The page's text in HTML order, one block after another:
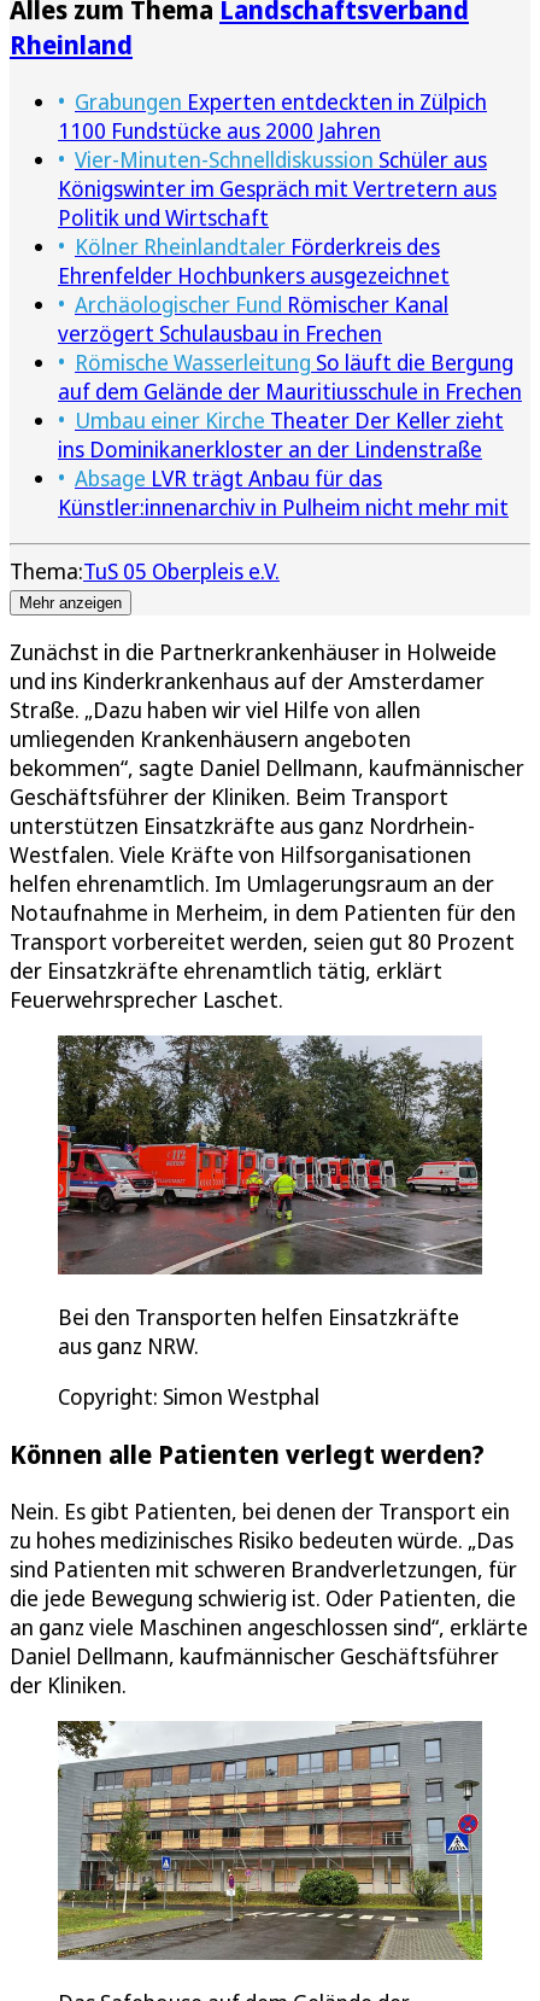
Alles zum Thema Landschaftsverband
Rheinland
Grabungen Experten entdeckten in Zülpich
1100 Fundstücke aus 2000 Jahren
Vier-Minuten-Schnelldiskussion Schüler aus
Königswinter im Gespräch mit Vertretern aus
Politik und Wirtschaft
Kölner Rheinlandtaler Förderkreis des
Ehrenfelder Hochbunkers ausgezeichnet
Archäologischer Fund Römischer Kanal
verzögert Schulausbau in Frechen
Römische Wasserleitung So läuft die Bergung
auf dem Gelände der Mauritiusschule in Frechen
Umbau einer Kirche Theater Der Keller zieht
ins Dominikanerkloster an der Lindenstraße
Absage LVR trägt Anbau für das
Künstler:innenarchiv in Pulheim nicht mehr mit
Thema:TuS 05 Oberpleis e.V.
Mehr anzeigen
Zunächst in die Partnerkrankenhäuser in Holweide
und ins Kinderkrankenhaus auf der Amsterdamer
Straße. „Dazu haben wir viel Hilfe von allen
umliegenden Krankenhäusern angeboten
bekommen“, sagte Daniel Dellmann, kaufmännischer
Geschäftsführer der Kliniken. Beim Transport
unterstützen Einsatzkräfte aus ganz Nordrhein-
Westfalen. Viele Kräfte von Hilfsorganisationen
helfen ehrenamtlich. Im Umlagerungsraum an der
Notaufnahme in Merheim, in dem Patienten für den
Transport vorbereitet werden, seien gut 80 Prozent
der Einsatzkräfte ehrenamtlich tätig, erklärt
Feuerwehrsprecher Laschet.
Bei den Transporten helfen Einsatzkräfte
aus ganz NRW.
Copyright: Simon Westphal
Können alle Patienten verlegt werden?
Nein. Es gibt Patienten, bei denen der Transport ein
zu hohes medizinisches Risiko bedeuten würde. „Das
sind Patienten mit schweren Brandverletzungen, für
die jede Bewegung schwierig ist. Oder Patienten, die
an ganz viele Maschinen angeschlossen sind“, erklärte
Daniel Dellmann, kaufmännischer Geschäftsführer
der Kliniken.